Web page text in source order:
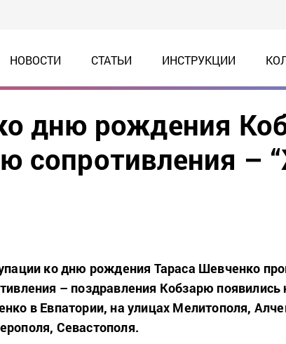
НОВОСТИ СТАТЬИ ИНСТРУКЦИИ
дню рождения
сопротивления –
ко дню рождения Тараса Шевченко
– поздравления Кобзарю появились
в Евпатории, на улицах Мелитополя,
Севастополя.